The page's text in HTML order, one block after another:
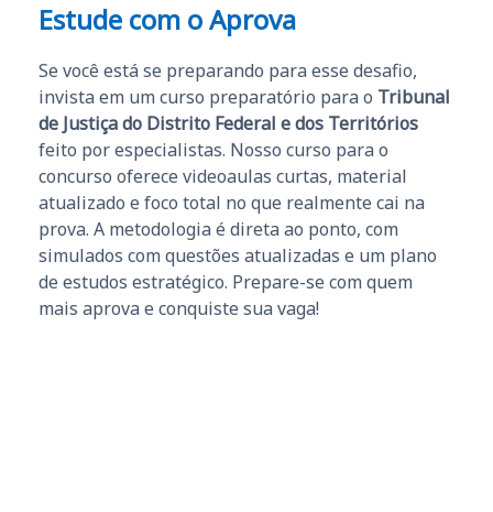
Estude com o Aprova
Se você está se preparando para esse desafio,
invista em um curso preparatório para o Tribunal
de Justiça do Distrito Federal e dos Territórios
feito por especialistas. Nosso curso para o
concurso oferece videoaulas curtas, material
atualizado e foco total no que realmente cai na
prova. A metodologia é direta ao ponto, com
simulados com questões atualizadas e um plano
de estudos estratégico. Prepare-se com quem
mais aprova e conquiste sua vaga!